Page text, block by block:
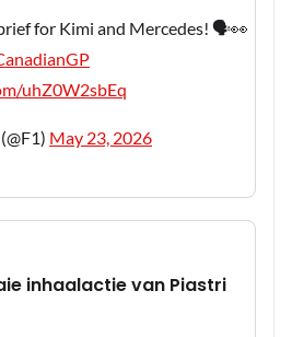
for Kimi and Mercedes! 🗣️👀
uhZ0W2sbEq
May 23, 2026
inhaalactie van Piastri